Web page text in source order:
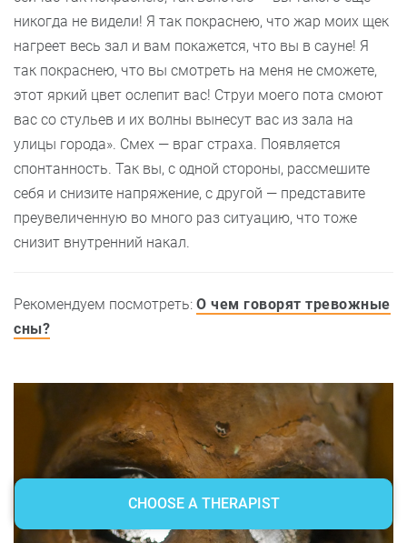
никогда не видели! Я так покраснею, что жар моих щек
нагреет весь зал и вам покажется, что вы в сауне! Я
так покраснею, что вы смотреть на меня не сможете,
этот яркий цвет ослепит вас! Струи моего пота смоют
вас со стульев и их волны вынесут вас из зала на
улицы города». Смех — враг страха. Появляется
спонтанность. Так вы, с одной стороны, рассмешите
себя и снизите напряжение, с другой — представите
преувеличенную во много раз ситуацию, что тоже
снизит внутренний накал.
Рекомендуем посмотреть: О чем говорят тревожные
сны?
Font size
Medium
Large
Settings visibility
CHOOSE A THERAPIST